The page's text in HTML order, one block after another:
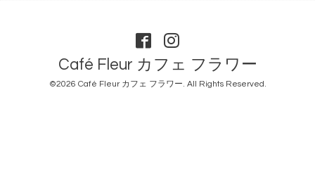
Café Fleur カフェ フラワー
©2026 Café Fleur カフェ フラワー. All Rights Reserved.